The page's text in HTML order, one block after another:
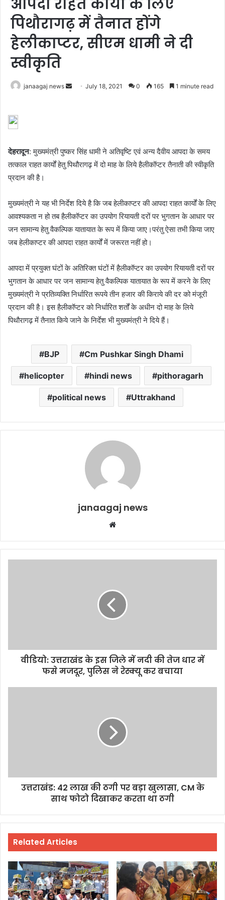
आपदा राहत कार्यों के लिए
पिथौरागढ़ में तैनात होंगे
हेलीकाप्टर, सीएम धामी ने दी
स्वीकृति
janaagaj news
SendJuly 18, 2021 0 165 1 minute read
देहरादून: मुख्यमंत्री पुष्कर सिंह धामी ने अतिवृष्टि एवं अन्य दैवीय आपदा के समय
तत्काल राहत कार्यों हेतु पिथौरागढ़ में दो माह के लिये हैलीकॉप्टर तैनाती की स्वीकृति
प्रदान की है।
मुख्यमंत्री ने यह भी निर्देश दिये है कि जब हेलीकाप्टर की आपदा राहत कार्यों के लिए
आवश्यकता न हो तब हैलीकॉप्टर का उपयोग रियायती दरों पर भुगतान के आधार पर
जन सामान्य हेतु वैकल्पिक यातायात के रूप में किया जाए।परंतु ऐसा तभी किया जाए
जब हेलीकाप्टर की आपदा राहत कार्यों में जरूरत नहीं हो।
आपदा में प्रयुक्त घंटों के अतिरिक्त घंटों में हैलीकॉप्टर का उपयोग रियायती दरों पर
भुगतान के आधार पर जन सामान्य हेतु वैकल्पिक यातायात के रूप में करने के लिए
मुख्यमंत्री ने प्रतिव्यक्ति निर्धारित रूपये तीन हजार की किराये की दर को मंजूरी
प्रदान की है। इस हैलीकॉप्टर को निर्धारित शर्तों के अधीन दो माह के लिये
पिथौरागढ़ में तैनात किये जाने के निर्देश भी मुख्यमंत्री ने दिये हैं।
BJP Cm Pushkar Singh Dhami
helicopter hindi news pithoragarh
political news Uttrakhand
janaagaj news
Website
वीडियो: उत्तराखंड के इस जिले में नदी की तेज धार में
फसे मजदूर, पुलिस ने रेस्क्यू कर बचाया
उत्तराखंड: 42 लाख की ठगी पर बड़ा खुलासा, CM के
साथ फोटो दिखाकर करता था ठगी
Related Articles